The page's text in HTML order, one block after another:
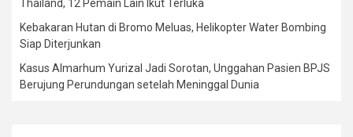
Thailand, 12 Pemain Lain Ikut Terluka
Kebakaran Hutan di Bromo Meluas, Helikopter Water Bombing
Siap Diterjunkan
Kasus Almarhum Yurizal Jadi Sorotan, Unggahan Pasien BPJS
Berujung Perundungan setelah Meninggal Dunia